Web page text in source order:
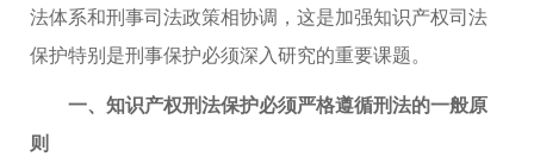
法体系和刑事司法政策相协调，这是加强知识产权司法
保护特别是刑事保护必须深入研究的重要课题。
一、知识产权刑法保护必须严格遵循刑法的一般原
则